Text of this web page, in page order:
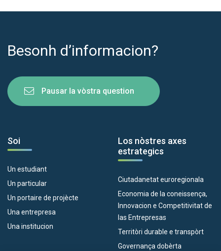
Besonh d’informacion?
Pausar la vòstra question
Soi
Un estudiant
Un particular
Un portaire de projècte
Una entrepresa
Una institucion
Los nòstres axes
estrategics
Ciutadanetat euroregionala
Economia de la coneissença,
Innovacion e Competitivitat de
las Entrepresas
Territòri durable e transpòrt
Governança dobèrta